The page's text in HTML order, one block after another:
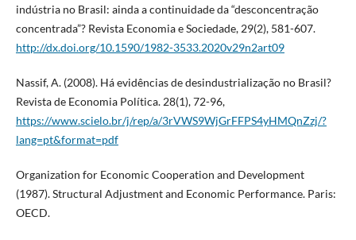
indústria no Brasil: ainda a continuidade da “desconcentração
concentrada”? Revista Economia e Sociedade, 29(2), 581-607.
http://dx.doi.org/10.1590/1982-3533.2020v29n2art09
Nassif, A. (2008). Há evidências de desindustrialização no Brasil?
Revista de Economia Política. 28(1), 72-96,
https://www.scielo.br/j/rep/a/3rVWS9WjGrFFPS4yHMQnZzj/?
lang=pt&format=pdf
Organization for Economic Cooperation and Development
(1987). Structural Adjustment and Economic Performance. Paris:
OECD.